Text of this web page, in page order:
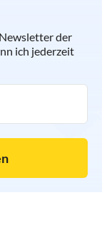
der
ich jederzeit